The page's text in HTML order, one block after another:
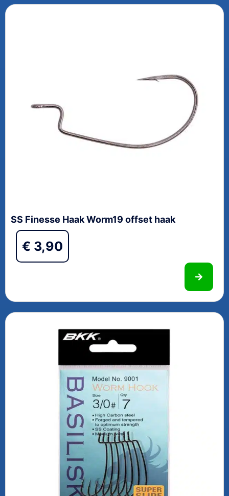
SS Finesse Haak Worm19 offset haak
€ 3,90